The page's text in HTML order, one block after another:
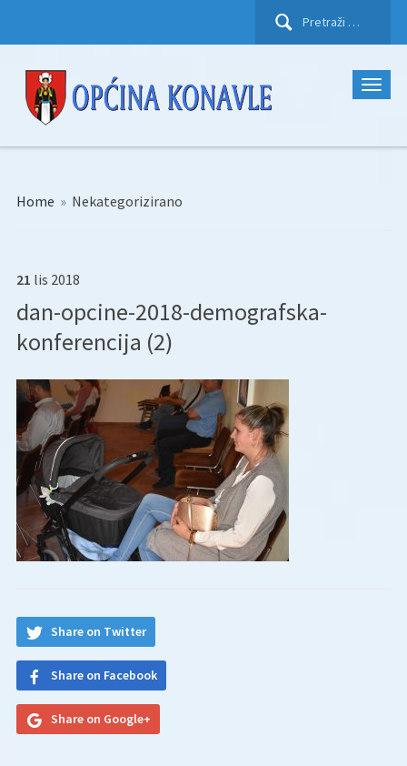
Pretraži:
Home » Nekategorizirano
21 lis 2018
dan-opcine-2018-demografska-
konferencija (2)
Share on Twitter
Share on Facebook
Share on Google+